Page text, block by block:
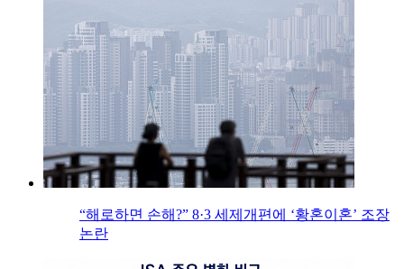
“해로하면 손해?” 8·3 세제개편에 ‘황혼이혼’ 조장
논란